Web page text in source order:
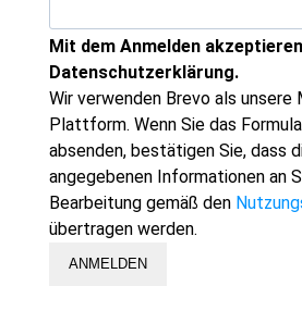
Mit dem Anmelden
Datenschutzerklärung.
Wir verwenden Brevo als unsere
Plattform. Wenn Sie das
absenden, bestätigen Sie, dass
angegebenen Informationen an
Bearbeitung gemäß den
übertragen werden.
ANMELDEN